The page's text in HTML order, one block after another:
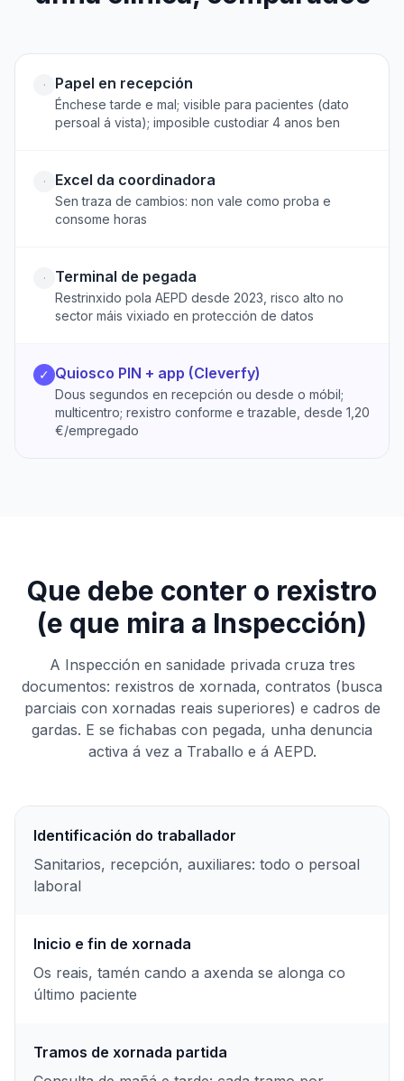
· Papel en recepción
Énchese tarde e mal; visible para pacientes (dato
persoal á vista); imposible custodiar 4 anos ben
· Excel da coordinadora
Sen traza de cambios: non vale como proba e
consome horas
· Terminal de pegada
Restrinxido pola AEPD desde 2023, risco alto no
sector máis vixiado en protección de datos
✓ Quiosco PIN + app (Cleverfy)
Dous segundos en recepción ou desde o móbil;
multicentro; rexistro conforme e trazable, desde 1,20
€/empregado
Que debe conter o rexistro
(e que mira a Inspección)
A Inspección en sanidade privada cruza tres
documentos: rexistros de xornada, contratos (busca
parciais con xornadas reais superiores) e cadros de
gardas. E se fichabas con pegada, unha denuncia
activa á vez a Traballo e á AEPD.
Identificación do traballador
Sanitarios, recepción, auxiliares: todo o persoal
laboral
Inicio e fin de xornada
Os reais, tamén cando a axenda se alonga co
último paciente
Tramos de xornada partida